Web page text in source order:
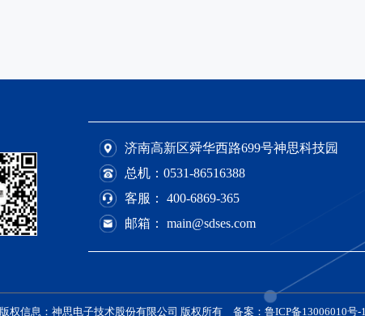
济南高新区舜华西路699号神思科技园
总机： 0531-86516388
客服： 400-6869-365
邮箱： main@sdses.com
版权信息：神思电子技术股份有限公司 版权所有 备案：鲁ICP备13006010号-1